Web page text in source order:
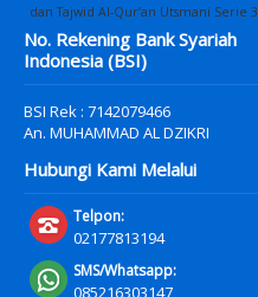
dan Tajwid Al-Qur’an Utsmani Serie 3
No. Rekening Bank Syariah
Indonesia (BSI)
BSI Rek : 7142079466
An. MUHAMMAD AL DZIKRI
Hubungi Kami Melalui
Telpon:
02177813194
SMS/Whatsapp:
085216303147